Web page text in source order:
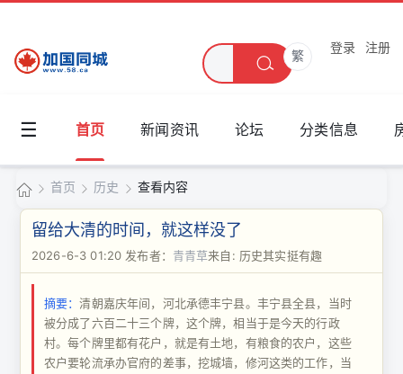
繁
登录 注册
☰ 首页 新闻资讯 论坛 分类信息
加
同
›
首页
›
历史
›
查看内容
留给大清的时间，就这样没了
2026-6-3 01:20 发布者： 青青草来自: 历史其实挺有趣
摘要：清朝嘉庆年间，河北承德丰宁县。丰宁县全县，当时
被分成了六百二十三个牌，这个牌，相当于是今天的行政
村。每个牌里都有花户，就是有土地，有粮食的农户，这些
农户要轮流承办官府的差事，挖城墙，修河这类的工作，当